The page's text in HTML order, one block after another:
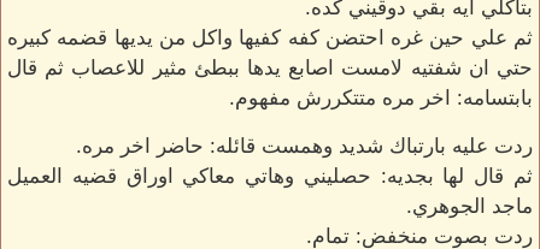
بتاكلي ايه بقي دوقيني كده.
ثم علي حين غره احتضن كفه كفيها واكل من يديها قضمه كبيره
حتي ان شفتيه لامست اصابع يدها ببطئ مثير للاعصاب ثم قال
بابتسامه: اخر مره متتكررش مفهوم.
ردت عليه بارتباك شديد وهمست قائله: حاضر اخر مره.
ثم قال لها بجديه: حصليني وهاتي معاكي اوراق قضيه العميل
ماجد الجوهري.
ردت بصوت منخفض: تمام.